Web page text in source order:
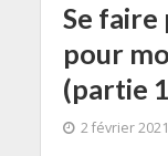
Se faire
pour
(partie
2 février 2021